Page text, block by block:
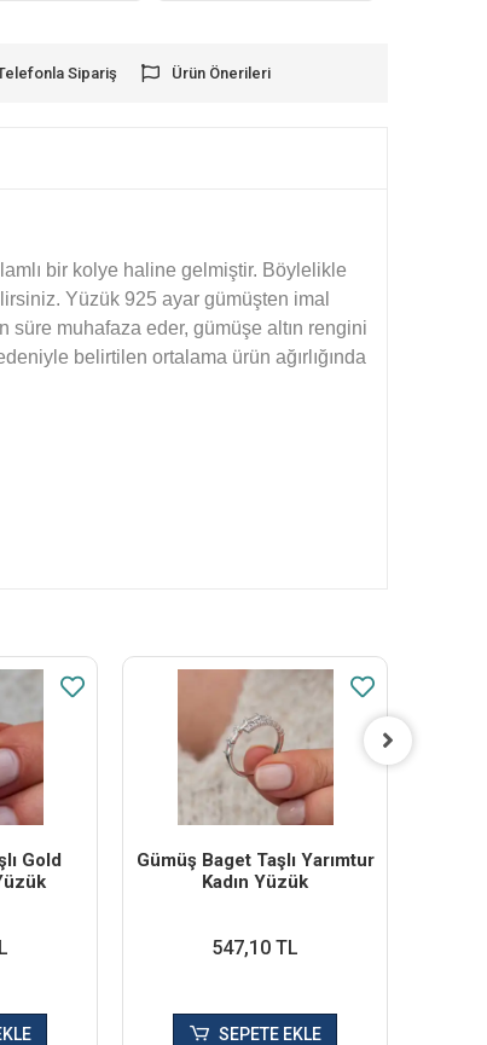
Sipariş Ürün Önerileri
bir kolye haline gelmiştir. Böylelikle
Yüzük 925 ayar gümüşten imal
süre muhafaza eder, gümüşe altın rengini
belirtilen ortalama ürün ağırlığında
Gold
Gümüş Baget Taşlı Yarımtur
Kadın Yüzük
547,10 TL
SEPETE EKLE